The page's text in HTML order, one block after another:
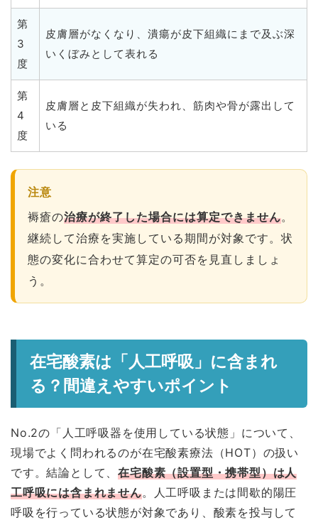
第
3
度
皮膚層がなくなり、潰瘍が皮下組織にまで及ぶ深
いくぼみとして表れる
第
4
度
皮膚層と皮下組織が失われ、筋肉や骨が露出して
いる
注意
褥瘡の治療が終了した場合には算定できません。
継続して治療を実施している期間が対象です。状
態の変化に合わせて算定の可否を見直しましょ
う。
在宅酸素は「人工呼吸」に含まれ
る？間違えやすいポイント
No.2の「人工呼吸器を使用している状態」について、
現場でよく問われるのが在宅酸素療法（HOT）の扱い
です。結論として、在宅酸素（設置型・携帯型）は人
工呼吸には含まれません。人工呼吸または間歇的陽圧
呼吸を行っている状態が対象であり、酸素を投与して